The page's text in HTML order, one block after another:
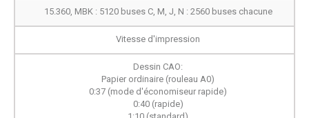
15.360, MBK : 5120 buses C, M, J, N : 2560 buses chacune
Vitesse d'impression
Dessin CAO:
Papier ordinaire (rouleau A0)
0:37 (mode d'économiseur rapide)
0:40 (rapide)